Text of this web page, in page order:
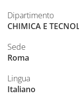
Dipartimento
CHIMICA E
Sede
Roma
Lingua
Italiano